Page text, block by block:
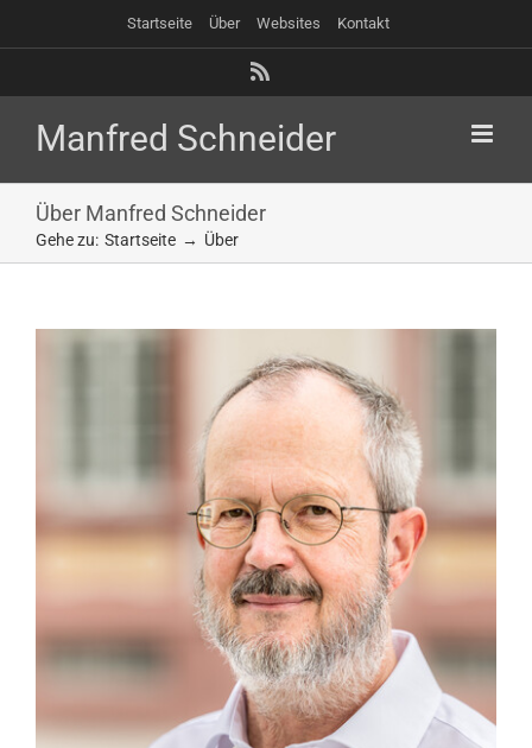
Startseite Über Websites Kontakt
Über Manfred Schneider
Gehe zu: Startseite Über